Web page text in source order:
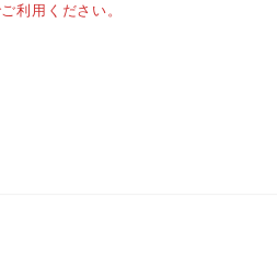
利用ください。